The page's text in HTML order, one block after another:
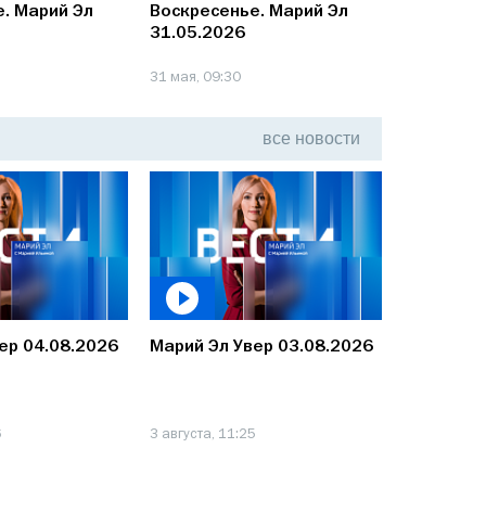
Марий Эл
Воскресенье. Марий Эл
31.05.2026
31 мая, 09:30
все новости
04.08.2026 Марий Эл Увер 03.08.2026
3 августа, 11:25